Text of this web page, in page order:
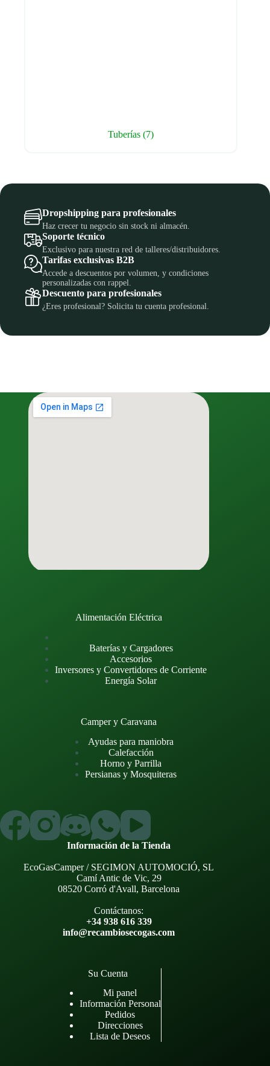
Tuberías(7)
Dropshipping para profesionales
Haz crecer tu negocio sin stock ni almacén.
Soporte técnico
Exclusivo para nuestra red de talleres/distribuidores.
Tarifas exclusivas B2B
Accede a descuentos por volumen, y condiciones
personalizadas con rappel.
Descuento para profesionales
¿Eres profesional? Solicita tu cuenta profesional.
Alimentación Eléctrica
Baterías y Cargadores
Accesorios
Inversores y Convertidores de Corriente
Energía Solar
Camper y Caravana
Ayudas para maniobra
Calefacción
Horno y Parrilla
Persianas y Mosquiteras
Información de la Tienda
EcoGasCamper / SEGIMON AUTOMOCIÓ, SL
Camí Antic de Vic, 29
08520 Corró d'Avall, Barcelona
Contáctanos:
+34 938 616 339
info@recambiosecogas.com
Su Cuenta
Mi panel
Información Personal
Pedidos
Direcciones
Lista de Deseos